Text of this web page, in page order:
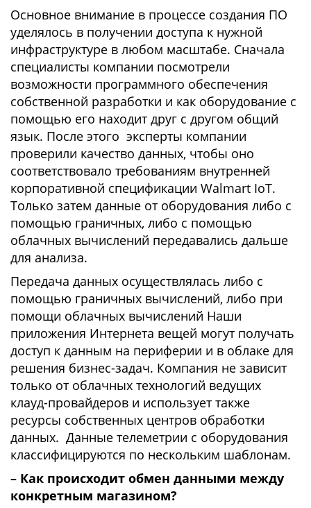
Основное внимание в процессе создания ПО
уделялось в получении доступа к нужной
инфраструктуре в любом масштабе. Сначала
специалисты компании посмотрели
возможности программного обеспечения
собственной разработки и как оборудование с
помощью его находит друг с другом общий
язык. После этого эксперты компании
проверили качество данных, чтобы оно
соответствовало требованиям внутренней
корпоративной спецификации Walmart IoT.
Только затем данные от оборудования либо с
помощью граничных, либо с помощью
облачных вычислений передавались дальше
для анализа.
Передача данных осуществлялась либо с
помощью граничных вычислений, либо при
помощи облачных вычислений Наши
приложения Интернета вещей могут получать
доступ к данным на периферии и в облаке для
решения бизнес-задач. Компания не зависит
только от облачных технологий ведущих
клауд-провайдеров и использует также
ресурсы собственных центров обработки
данных. Данные телеметрии с оборудования
классифицируются по нескольким шаблонам.
– Как происходит обмен данными между
конкретным магазином?